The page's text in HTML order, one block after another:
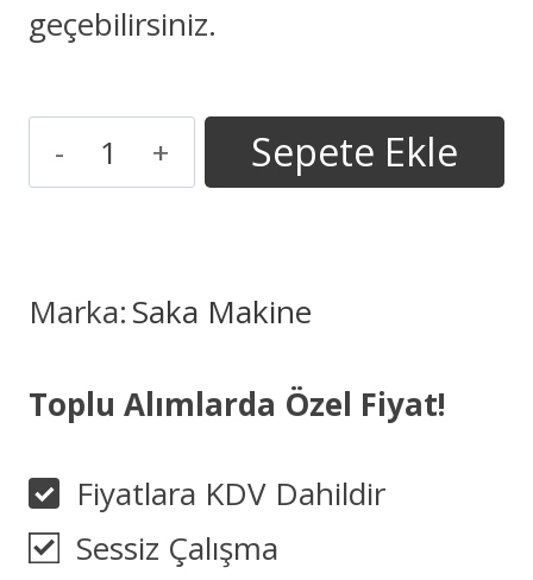
geçebilirsiniz.
Zeytin
İpi
Yapıştırma
adet
Sepete Ekle
Marka:Saka Makine
Toplu Alımlarda Özel Fiyat!
Fiyatlara KDV Dahildir
Sessiz Çalışma